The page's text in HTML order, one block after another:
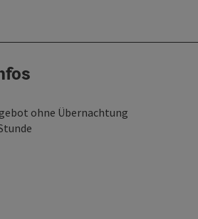
ohne Übernachtung